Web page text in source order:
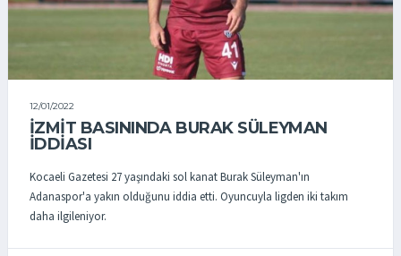
12/01/2022
İZMİT BASININDA BURAK SÜLEYMAN
İDDİASI
Kocaeli Gazetesi 27 yaşındaki sol kanat Burak Süleyman'ın
Adanaspor'a yakın olduğunu iddia etti. Oyuncuyla ligden iki takım
daha ilgileniyor.